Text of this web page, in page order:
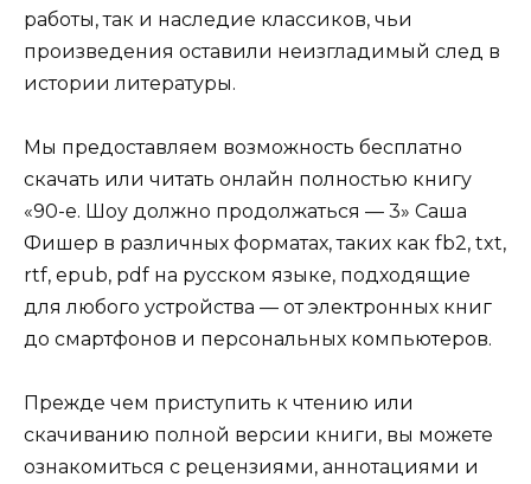
работы, так и наследие классиков, чьи
произведения оставили неизгладимый след в
истории литературы.
Мы предоставляем возможность бесплатно
скачать или читать онлайн полностью книгу
«90-е. Шоу должно продолжаться — 3» Саша
Фишер в различных форматах, таких как fb2, txt,
rtf, epub, pdf на русском языке, подходящие
для любого устройства — от электронных книг
до смартфонов и персональных компьютеров.
Прежде чем приступить к чтению или
скачиванию полной версии книги, вы можете
ознакомиться с рецензиями, аннотациями и